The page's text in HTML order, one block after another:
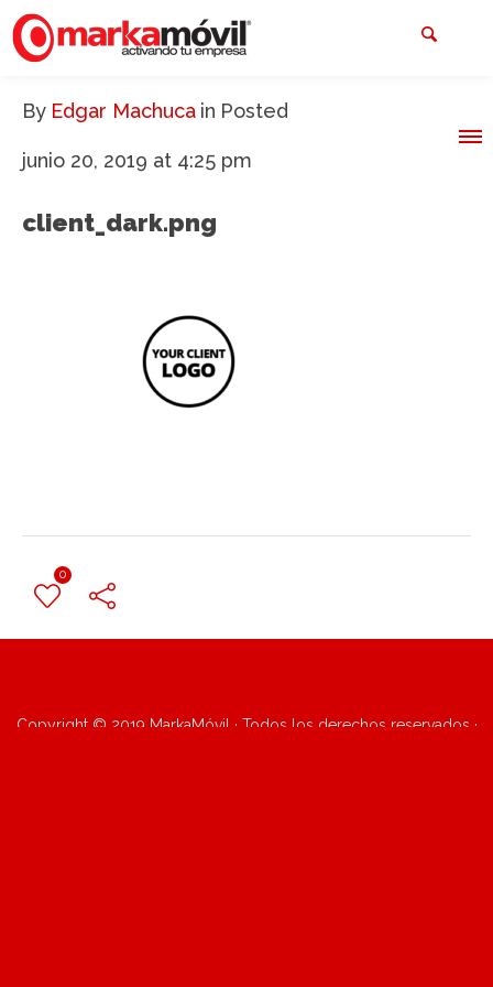
By Edgar Machuca in Posted
junio 20, 2019 at 4:25 pm
client_dark.png
0
Copyright © 2019 MarkaMóvil · Todos los derechos reservados ·